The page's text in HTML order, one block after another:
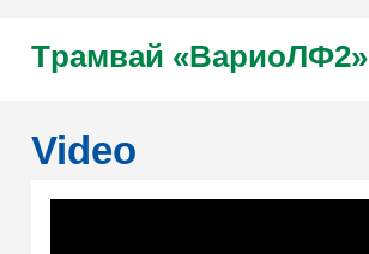
Tрамвай «ВариоЛФ2»
Video